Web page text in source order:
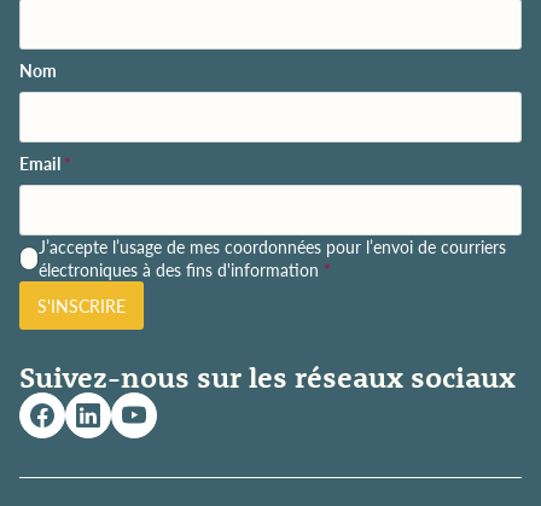
Nom
Email *
P
o
l
t
q
u
e
e
J’accepte l’usage de mes coordonnées pour l’envoi de courriers
électroniques à des fins d'information *
S'INSCRIRE
Suivez-nous sur les réseaux sociaux